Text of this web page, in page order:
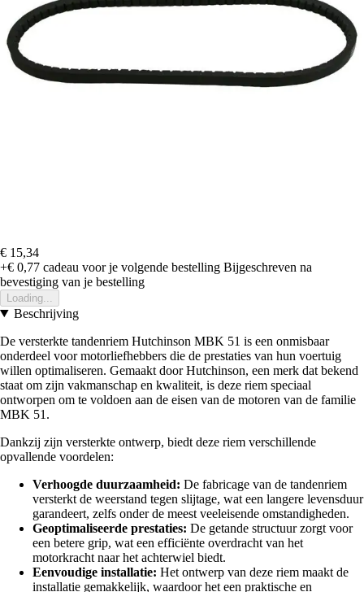
€ 15,34
+€ 0,77 cadeau voor je volgende bestelling Bijgeschreven na
bevestiging van je bestelling
Loading...
Beschrijving
De versterkte tandenriem Hutchinson MBK 51 is een onmisbaar
onderdeel voor motorliefhebbers die de prestaties van hun voertuig
willen optimaliseren. Gemaakt door Hutchinson, een merk dat bekend
staat om zijn vakmanschap en kwaliteit, is deze riem speciaal
ontworpen om te voldoen aan de eisen van de motoren van de familie
MBK 51.
Dankzij zijn versterkte ontwerp, biedt deze riem verschillende
opvallende voordelen:
Verhoogde duurzaamheid: De fabricage van de tandenriem
versterkt de weerstand tegen slijtage, wat een langere levensduur
garandeert, zelfs onder de meest veeleisende omstandigheden.
Geoptimaliseerde prestaties: De getande structuur zorgt voor
een betere grip, wat een efficiënte overdracht van het
motorkracht naar het achterwiel biedt.
Eenvoudige installatie: Het ontwerp van deze riem maakt de
installatie gemakkelijk, waardoor het een praktische en